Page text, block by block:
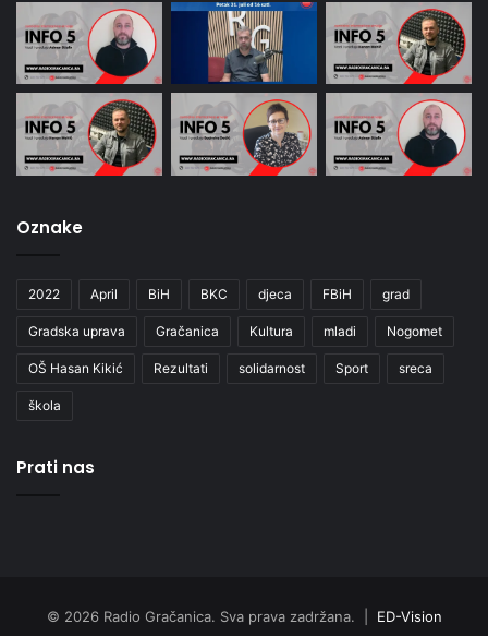
Oznake
2022 April BiH BKC djeca FBiH grad
Gradska uprava Gračanica Kultura mladi Nogomet
OŠ Hasan Kikić Rezultati solidarnost Sport sreca
škola
Prati nas
© 2026 Radio Gračanica. Sva prava zadržana. | ED-Vision